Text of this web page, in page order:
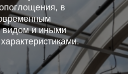
в
видом и иными